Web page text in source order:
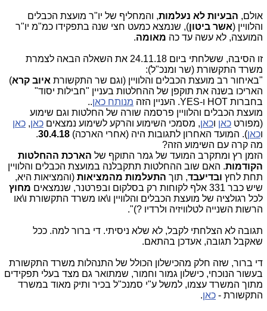
אולם, הבעיות לא נעלמות, והמחליף של יו"ר מועצת הכבלים
והלוויין (אשר ביטון), שנמצא כמעט חצי שנה בתפקידו כמ"מ יו"ר
המועצה, לא עשה עד כה מאומה.
זו הסיבה, ששלחתי ביום 24.11.18 את השאלה הבאה לצמרת
משרד התקשורת (שר ומנכ"ל):
"באיחור רב מועצת הכבלים והלוויין (וגם שר התקשורת איוב קרא)
האריכו בשנה את תוקפן של ההחלטות בעניין "חבילות יסוד"
בחברות HOT ו-YES. העניין הזה מנותח כאן.
.
מועצת הכבלים והלוויין פרסמה שורה של החלטות וגם שימוע
(מפורט כאן וכאן, מסמכי השימוע והרקע לשימוע נמצאים כאן, כאן
וכאן). המועד האחרון לתגובות היה (אחרי הארכה)
.
מה קרה עם השימוע הזה?
הזמן רץ ומתקרב המועד של גמר התוקף של הארכת ההחלטות
הקודמות. האם שוב ההחלטות תתקבלנה במועצת הכבלים והלוויין
תחת לחץ ובדיעבד, תוך התעלמות מהמציאות (והמציאות היא,
שיש כבר 331 אלף לקוחות רק בסלקום ובפרטנר, שנמצאים
מחוץ
לכל רגולציה של מועצת הכבלים והלוויין ו\או משרד התקשורת ו\או
הרשות השנייה לטלוויזיה ולרדיו ?)".
תגובה לא הצלחתי לקבל, לא שלא ניסיתי. די ברור למה. ככל
שאקבל תגובה, אעדכן בהתאם.
די ברור, שזה חלק מהכישלון הכולל של התנהלות משרד התקשורת
בעשור הנוכחי, כישלון גמור וחמור, שמתואר גם מצד בעלי תפקידים
מתוך המשרד עצמו, למשל ע"י סמנכ"ל בכיר ותיק מאוד במשרד
התקשורת - כאן.